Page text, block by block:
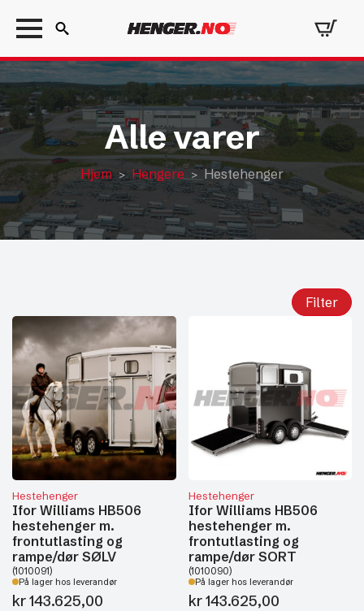
Search
for:
Alle varer
Hjem Hengere Hestehenger
Filter
Hestehenger
Ifor Williams HB506
hestehenger m.
frontutlasting og
rampe/dør SØLV
(1010091)
På lager hos leverandør
kr143.625,00
Hestehenger
Ifor Williams HB506
hestehenger m.
frontutlasting og
rampe/dør SORT
(1010090)
På lager hos leverandør
kr143.625,00